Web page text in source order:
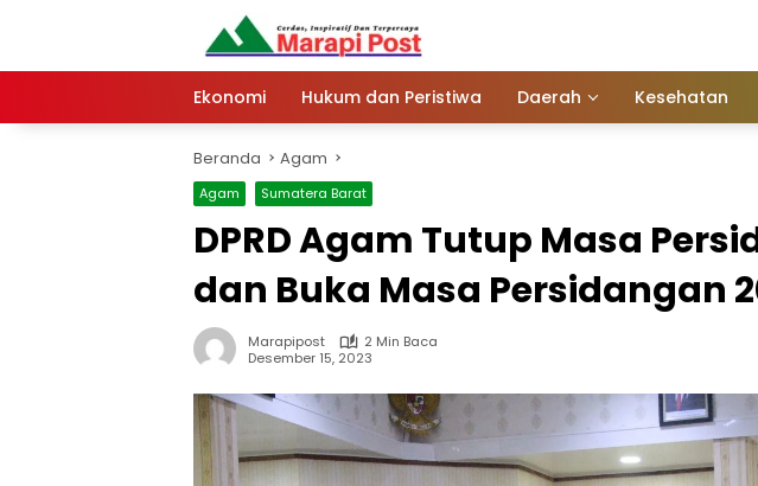
Ekonomi Hukum dan Peristiwa Daerah Kesehatan
Beranda Agam
Agam Sumatera Barat
DPRD Agam Tutup Masa
dan Buka Masa Persidangan
Marapipost
2 Min Baca
Desember 15, 2023